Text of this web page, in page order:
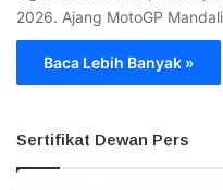
2026. Ajang MotoGP
Baca Lebih Banyak »
Sertifikat Dewan Pers